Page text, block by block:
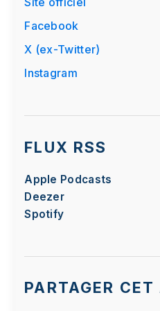
redirigé(e). Étant donné
cookies que vous
lecture de cette
continuer et lire la
Facebook
X (ex-Twitter)
Instagram
FLUX RSS
Apple Podcasts
Deezer
Spotify
PARTAGER